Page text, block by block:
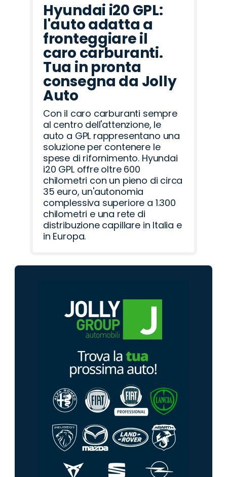
Hyundai i20 GPL:
l'auto adatta a
fronteggiare il
caro carburanti.
Tua in pronta
consegna da Jolly
Auto
Con il caro carburanti sempre
al centro dell'attenzione, le
auto a GPL rappresentano una
soluzione per contenere le
spese di rifornimento. Hyundai
i20 GPL offre oltre 600
chilometri con un pieno di circa
35 euro, un'autonomia
complessiva superiore a 1.300
chilometri e una rete di
distribuzione capillare in Italia e
in Europa.